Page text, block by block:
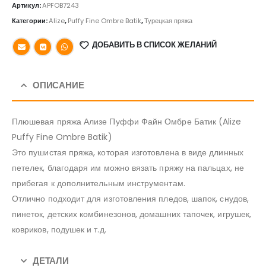
Артикул:APFOB7243
Категории:Alize,Puffy Fine Ombre Batik,Турецкая пряжа
ДОБАВИТЬ В СПИСОК ЖЕЛАНИЙ
ОПИСАНИЕ
Плюшевая пряжа Ализе Пуффи Файн Омбре Батик (Alize
Puffy Fine Ombre Batik)
Это пушистая пряжа, которая изготовлена в виде длинных
петелек, благодаря им можно вязать пряжу на пальцах, не
прибегая к дополнительным инструментам.
Отлично подходит для изготовления пледов, шапок, снудов,
пинеток, детских комбинезонов, домашних тапочек, игрушек,
ковриков, подушек и т.д.
ДЕТАЛИ